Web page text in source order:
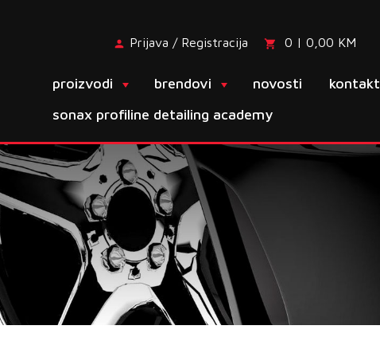
Prijava / Registracija 0 | 0,00 KM
proizvodi brendovi novosti kontakt
sonax profiline detailing academy